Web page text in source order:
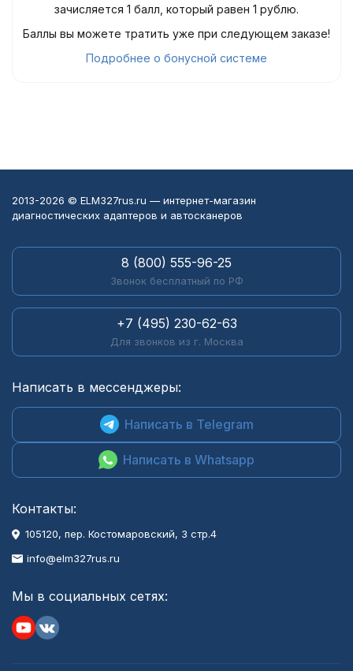
зачисляется 1 балл, который равен 1 рублю.
Баллы вы можете тратить уже при следующем заказе!
Подробнее о бонусной системе
2013-2026 © ELM327rus.ru — интернет-магазин
диагностических адаптеров и автосканеров
8 (800) 555-96-25
Звонок бесплатный по РФ
+7 (495) 230-62-63
Для звонков из г. Москва
Написать в мессенджеры:
Написать в Telegram
Написать в Whatsapp
Контакты:
105120, пер. Костомаровский, 3 стр.4
info@elm327rus.ru
Мы в социальных сетях: